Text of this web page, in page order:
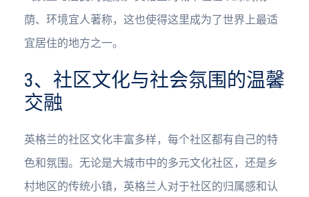
荫、环境宜人著称，这也使得这里成为了世界上最适
宜居住的地方之一。
3、社区文化与社会氛围的温馨
交融
英格兰的社区文化丰富多样，每个社区都有自己的特
色和氛围。无论是大城市中的多元文化社区，还是乡
村地区的传统小镇，英格兰人对于社区的归属感和认